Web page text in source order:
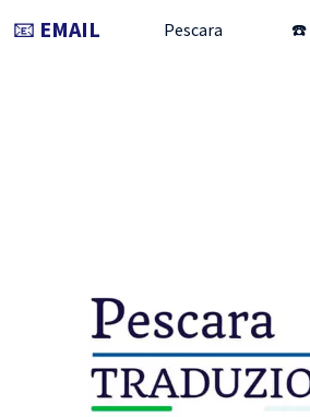
📧 EMAIL Pescara ☎️